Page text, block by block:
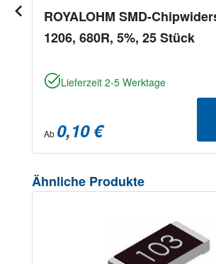
ROYALOHM SMD-
1206, 680R, 5%, 25 Stück
Lieferzeit 2-5 Werktage
Ab 0,10 €
Produktgalerie überspringen
Ähnliche Produkte